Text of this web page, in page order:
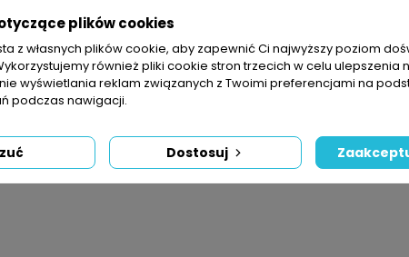
OPIS SZCZEGÓŁY PRODUKTU
plików cookies
z własnych plików cookie, aby zapewnić Ci najwyższy poziom
również pliki cookie stron trzecich w celu ulepszenia
wyświetlania reklam związanych z Twoimi preferencjami na
podczas nawigacji.
Dostosuj